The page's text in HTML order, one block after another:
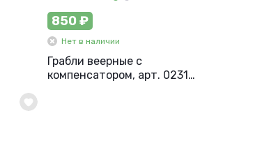
850 ₽
Нет в наличии
Грабли веерные с
компенсатором, арт. 0231-